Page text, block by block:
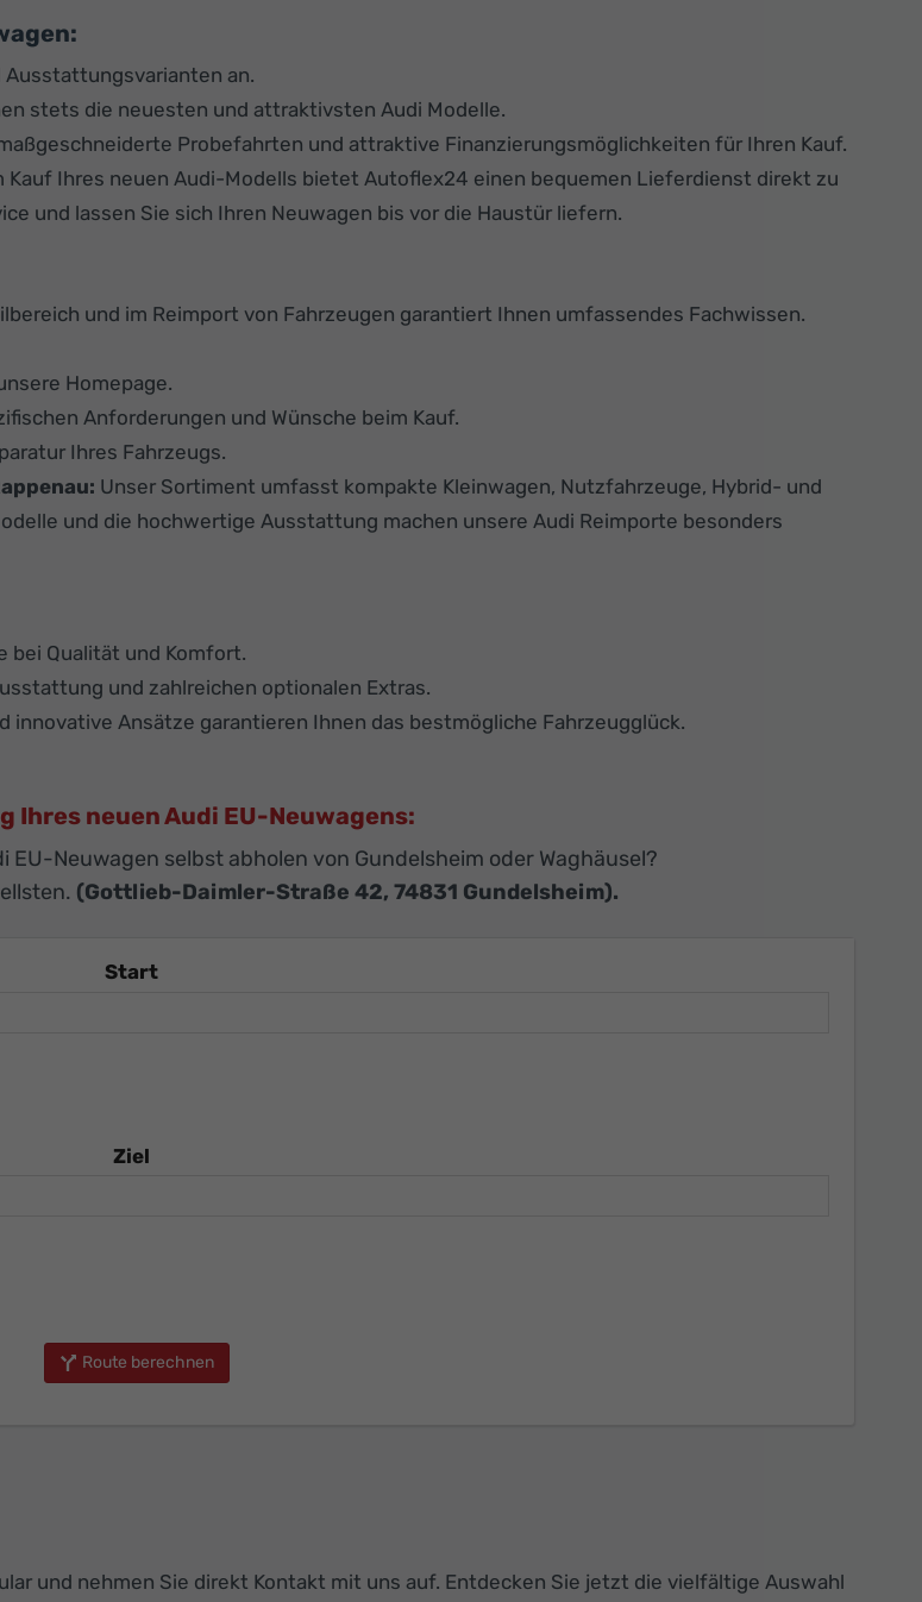
Ausstattungsvarianten an.
stets die neuesten und attraktivsten Audi Modelle.
Probefahrten und attraktive Finanzierungsmöglichkeiten für Ihren Kauf.
Kauf Ihres neuen Audi-Modells bietet Autoflex24 einen bequemen Lieferdienst direkt zu
und lassen Sie sich Ihren Neuwagen bis vor die Haustür liefern.
und im Reimport von Fahrzeugen garantiert Ihnen umfassendes Fachwissen.
Homepage.
Anforderungen und Wünsche beim Kauf.
Ihres Fahrzeugs.
Unser Sortiment umfasst kompakte Kleinwagen, Nutzfahrzeuge, Hybrid- und
und die hochwertige Ausstattung machen unsere Audi Reimporte besonders
bei Qualität und Komfort.
und zahlreichen optionalen Extras.
innovative Ansätze garantieren Ihnen das bestmögliche Fahrzeugglück.
Ihres neuen Audi EU-Neuwagens:
EU-Neuwagen selbst abholen von Gundelsheim oder Waghäusel?
(Gottlieb-Daimler-Straße 42, 74831 Gundelsheim).
Start
Ziel
Route berechnen
und nehmen Sie direkt Kontakt mit uns auf. Entdecken Sie jetzt die vielfältige Auswahl